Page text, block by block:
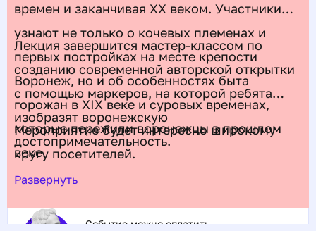
времен и заканчивая XX веком. Участники
узнают не только о кочевых племенах и
первых постройках на месте крепости
Воронеж, но и об особенностях быта
горожан в XIX веке и суровых временах,
которые пережили воронежцы в прошлом
веке.
Лекция завершится мастер-классом по
созданию современной авторской открытки
с помощью маркеров, на которой ребята
изобразят воронежскую
достопримечательность.
Мероприятие будет интересно широкому
кругу посетителей.
Развернуть
Событие можно оплатить